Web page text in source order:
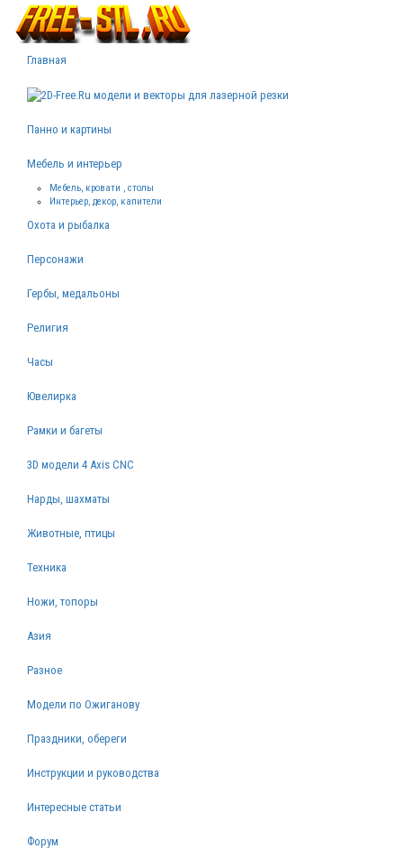
Главная
Панно и картины
Мебель и интерьер
Мебель, кровати , столы
Интерьер, декор, капители
Охота и рыбалка
Персонажи
Гербы, медальоны
Религия
Часы
Ювелирка
Рамки и багеты
3D модели 4 Axis CNC
Нарды, шахматы
Животные, птицы
Техника
Ножи, топоры
Азия
Разное
Модели по Ожиганову
Праздники, обереги
Инструкции и руководства
Интересные статьи
Форум